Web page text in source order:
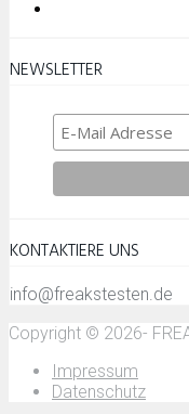
NEWSLETTER
KONTAKTIERE UNS
info@freakstesten.de
Copyright © 2026-
Impressum
Datenschutz